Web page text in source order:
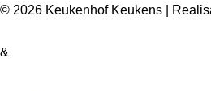
© 2026 Keukenhof Keukens |
&